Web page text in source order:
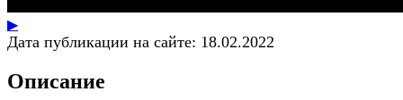
▶
Дата публикации на сайте: 18.02.2022
Описание